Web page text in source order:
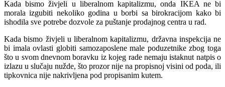
Kada bismo živjeli u liberalnom kapitalizmu, onda IKEA ne bi
morala izgubiti nekoliko godina u borbi sa birokracijom kako bi
ishodila sve potrebe dozvole za puštanje prodajnog centra u rad.
Kada bismo živjeli u liberalnom kapitalizmu, državna inspekcija ne
bi imala ovlasti globiti samozaposlene male poduzetnike zbog toga
što u svom dnevnom boravku iz kojeg rade nemaju istaknut natpis o
izlazu u slučaju nužde, što prozor nije na propisnoj visini od poda, ili
tipkovnica nije nakrivljena pod propisanim kutem.